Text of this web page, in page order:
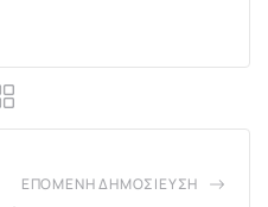
ΕΠΌΜΕΝΗ ΔΗΜΟΣΊΕΥΣΗ